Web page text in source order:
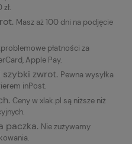
Masz aż 100 dni na podjęcie
płatności za
Apple Pay.
zwrot. Pewna wysyłka
inPost.
Ceny w xlak.pl są niższe niż
paczka. Nie zużywamy